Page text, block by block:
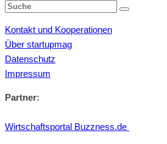
Kontakt und Kooperationen
Über startupmag
Datenschutz
Impressum
Partner:
Wirtschaftsportal Buzzness.de